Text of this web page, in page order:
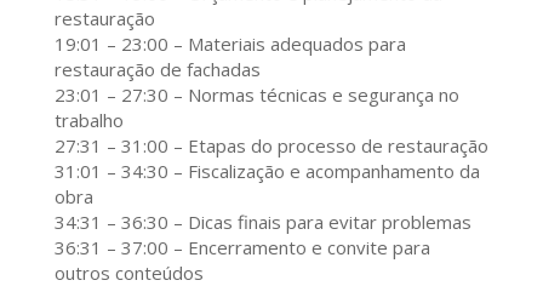
restauração
19:01 – 23:00 – Materiais adequados para
restauração de fachadas
23:01 – 27:30 – Normas técnicas e segurança no
trabalho
27:31 – 31:00 – Etapas do processo de restauração
31:01 – 34:30 – Fiscalização e acompanhamento da
obra
34:31 – 36:30 – Dicas finais para evitar problemas
36:31 – 37:00 – Encerramento e convite para
outros conteúdos